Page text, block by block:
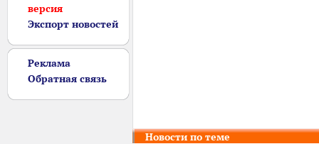
версия
Экспорт новостей
Реклама
Обратная связь
Новости по теме